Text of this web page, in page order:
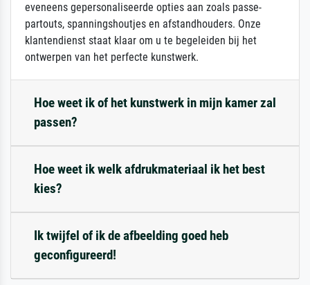
eveneens gepersonaliseerde opties aan zoals passe-
partouts, spanningshoutjes en afstandhouders. Onze
klantendienst staat klaar om u te begeleiden bij het
ontwerpen van het perfecte kunstwerk.
Hoe weet ik of het kunstwerk in mijn kamer zal
passen?
Hoe weet ik welk afdrukmateriaal ik het best
kies?
Ik twijfel of ik de afbeelding goed heb
geconfigureerd!